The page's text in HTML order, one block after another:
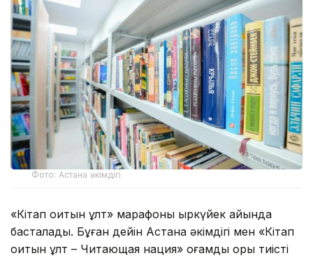
Фото: Астана әкімдігі
«Кітап оқитын ұлт» марафоны қыркүйек айында
басталады. Бұған дейін Астана әкімдігі мен «Кітап
оқитын ұлт – Читающая нация» қоғамдық қоры тиісті